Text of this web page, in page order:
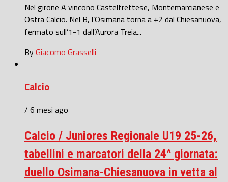
Nel girone A vincono Castelfrettese, Montemarcianese e
Ostra Calcio. Nel B, l’Osimana torna a +2 dal Chiesanuova,
fermato sull’1-1 dall’Aurora Treia...
ByGiacomo Grasselli
Calcio
/ 6 mesi ago
Calcio / Juniores Regionale U19 25-26,
tabellini e marcatori della 24^ giornata:
duello Osimana-Chiesanuova in vetta al